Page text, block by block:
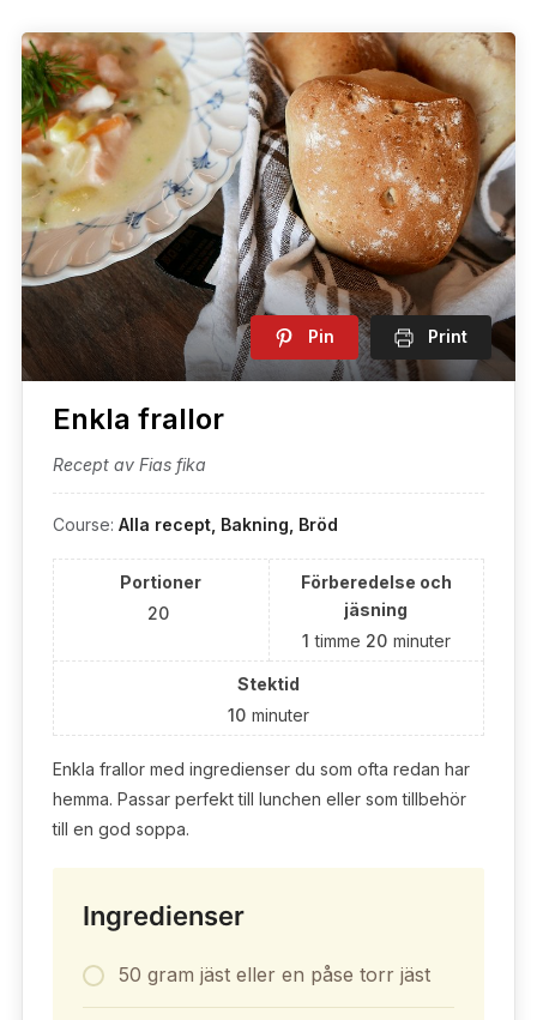
Pin Print
Enkla frallor
Recept av Fias fika
Course: Alla recept, Bakning, Bröd
Portioner
20
Förberedelse och
jäsning
1 timme 20 minuter
Stektid
10 minuter
Enkla frallor med ingredienser du som ofta redan har
hemma. Passar perfekt till lunchen eller som tillbehör
till en god soppa.
Ingredienser
50 gram jäst eller en påse torr jäst